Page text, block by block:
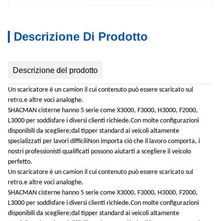
Descrizione Di Prodotto
Descrizione del prodotto
Un scaricatore è un camion il cui contenuto può essere scaricato sul
retro.e altre voci analoghe.
SHACMAN cisterne hanno 5 serie come X3000, F3000, H3000, F2000,
L3000 per soddisfare i diversi clienti richiede.Con molte configurazioni
disponibili da scegliere;dal tipper standard ai veicoli altamente
specializzati per lavori difficiliNon importa ciò che il lavoro comporta, i
nostri professionisti qualificati possono aiutarti a scegliere il veicolo
perfetto.
Un scaricatore è un camion il cui contenuto può essere scaricato sul
retro.e altre voci analoghe.
SHACMAN cisterne hanno 5 serie come X3000, F3000, H3000, F2000,
L3000 per soddisfare i diversi clienti richiede.Con molte configurazioni
disponibili da scegliere;dal tipper standard ai veicoli altamente